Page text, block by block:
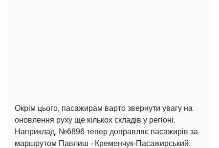
Окрім цього, пасажирам варто звернути увагу на
оновлення руху ще кількох складів у регіоні.
Наприклад, №6896 тепер доправляє пасажирів за
маршрутом Павлиш - Кременчук-Пасажирський.